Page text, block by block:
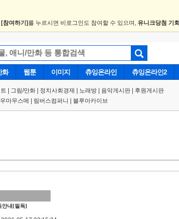
[참여하기] 를 누르시면 비로그인도 참여할 수 있으며, 유니크당첨 기회
화 웹툰 이미지 츄잉온라인 츄잉온라인2
| 그림/만화 정치사회경제 노래방 음악게시판 후원게시판
우마무스메 림버스컴퍼니 블루아카이브
안내[필독]